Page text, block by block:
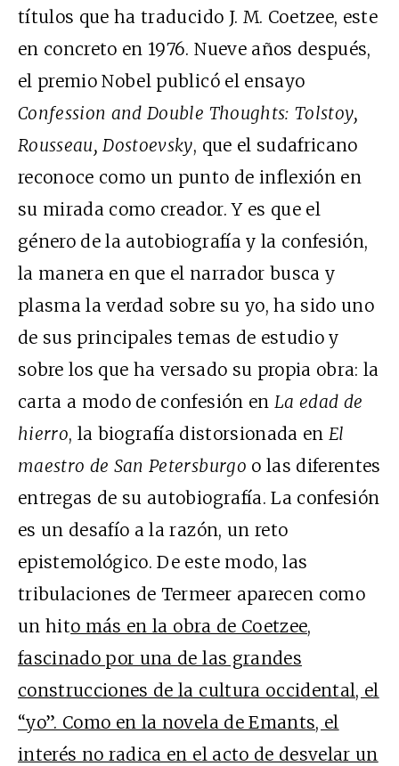
títulos que ha traducido J. M. Coetzee, este
en concreto en 1976. Nueve años después,
el premio Nobel publicó el ensayo
Confession and Double Thoughts: Tolstoy,
Rousseau, Dostoevsky, que el sudafricano
reconoce como un punto de inflexión en
su mirada como creador. Y es que el
género de la autobiografía y la confesión,
la manera en que el narrador busca y
plasma la verdad sobre su yo, ha sido uno
de sus principales temas de estudio y
sobre los que ha versado su propia obra: la
carta a modo de confesión en La edad de
hierro, la biografía distorsionada en El
maestro de San Petersburgo o las diferentes
entregas de su autobiografía. La confesión
es un desafío a la razón, un reto
epistemológico. De este modo, las
tribulaciones de Termeer aparecen como
un hito más en la obra de Coetzee,
fascinado por una de las grandes
construcciones de la cultura occidental, el
“yo”. Como en la novela de Emants, el
interés no radica en el acto de desvelar un